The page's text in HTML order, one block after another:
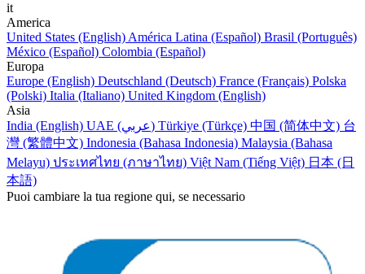
it
America
United States (English) América Latina (Español) Brasil (Português)
México (Español) Colombia (Español)
Europa
Europe (English) Deutschland (Deutsch) France (Français) Polska
(Polski) Italia (Italiano) United Kingdom (English)
Asia
India (English)
UAE (عربي) Türkiye (Türkçe) 中国 (简体中文) 台
灣 (繁體中文) Indonesia (Bahasa Indonesia) Malaysia (Bahasa
Melayu) ประเทศไทย (ภาษาไทย) Việt Nam (Tiếng Việt) 日本 (日
本語)
Puoi cambiare la tua regione qui, se necessario